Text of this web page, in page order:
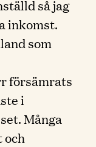
så jag
inkomst.
som
försämrats
i
Många
och